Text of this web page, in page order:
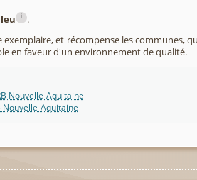
i
.
et récompense les communes,
en faveur d'un environnement de qualité.
Nouvelle-Aquitaine
Nouvelle-Aquitaine